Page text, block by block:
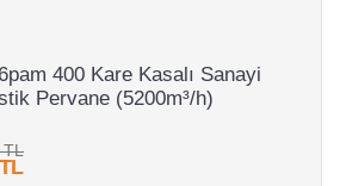
400 Kare Kasalı Sanayi
Pervane (5200m³/h)
TL